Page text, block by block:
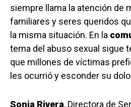
siempre llama la atención de
familiares y seres queridos
la misma situación. En la
tema del abuso sexual sigue
que millones de víctimas
les ocurrió y esconder su
Sonia Rivera, Directora de